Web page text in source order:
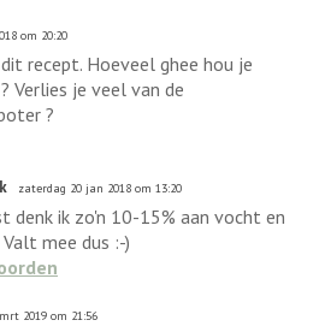
om 20:20
recept. Hoeveel ghee hou je
Verlies je veel van de
?
zaterdag 20 jan 2018 om 13:20
denk ik zo'n 10-15% aan vocht en
mee dus :-)
2019 om 21:56